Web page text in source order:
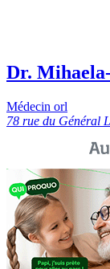
Dr.
Médecin orl
78 rue du Général